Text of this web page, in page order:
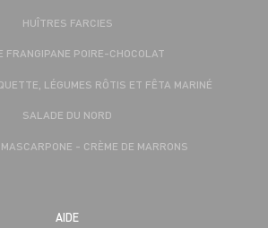
HUÎTRES FARCIES
FRANGIPANE POIRE-CHOCOLAT
LÉGUMES RÔTIS ET FÊTA MARINÉ
SALADE DU NORD
- CRÈME DE MARRONS
AIDE